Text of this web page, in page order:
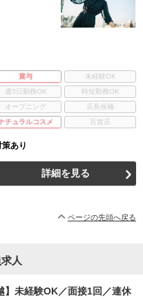
賞与
未経験OK
週3日勤務OK
時短勤務OK
オープニング
店長候補
チュラルコスメ 百貨店
あり
詳細を見る
ページの先頭へ戻る
人
】未経験OK／面接1回／連休